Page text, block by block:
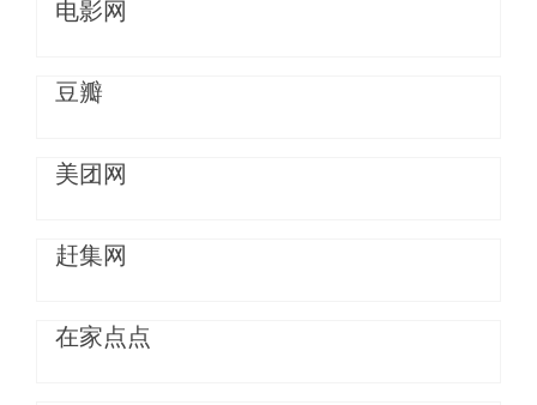
电影网
豆瓣
美团网
赶集网
在家点点